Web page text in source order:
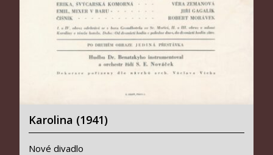
Karolina (1941)
Nové divadlo